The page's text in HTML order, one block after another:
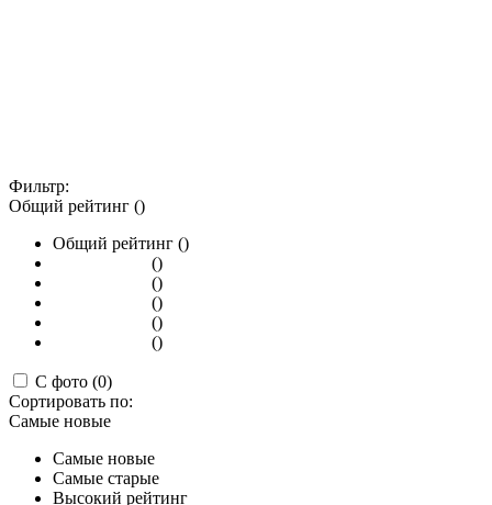
Фильтр:
Общий рейтинг ()
Общий рейтинг ()
()
()
()
()
()
С фото (0)
Сортировать по:
Самые новые
Самые новые
Самые старые
Высокий рейтинг